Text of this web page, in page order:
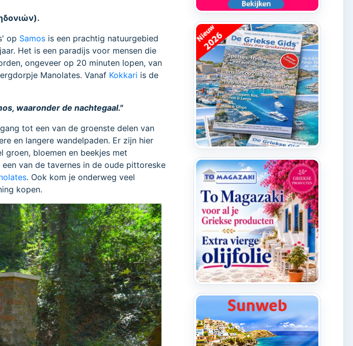
op Samos is een prachtig natuurgebied
Het is een paradijs voor mensen die
ongeveer op 20 minuten lopen, van
Manolates. Vanaf Kokkari is de
waaronder de nachtegaal."
tot een van de groenste delen van
en langere wandelpaden. Er zijn hier
groen, bloemen en beekjes met
van de tavernes in de oude pittoreske
. Ook kom je onderweg veel
kopen.